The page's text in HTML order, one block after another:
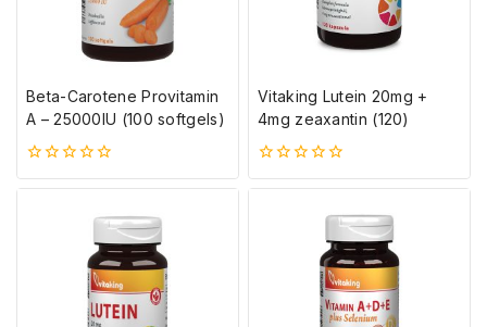
Beta-Carotene Provitamin
A – 25000IU (100 softgels)
0
5-
Vitaking Lutein 20mg +
4mg zeaxantin (120)
0
5-